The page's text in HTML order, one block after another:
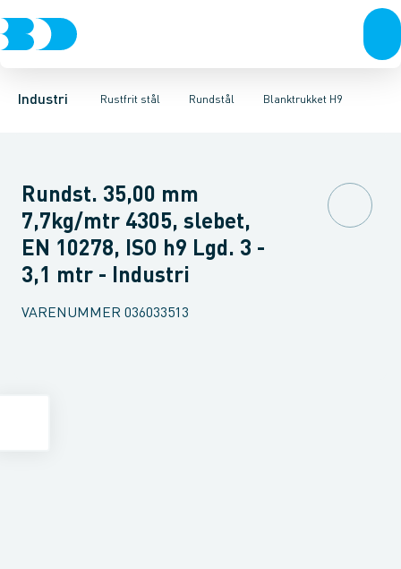
Industri Rustfrit stål
VentilerRustfrit stålSort stålGalvaniseret stålPlastIndustri
Rundstål
Svejsefittings ASTM svejsefittingsLevnedsmiddel fittings
Blanktrukket H9
Polerdrejet SkaldrejetBlanktrukket H9 Centerless slebet H9
Rundst. 35,00 mm
7,7kg/mtr 4305, slebet,
EN 10278, ISO h9 Lgd. 3 -
3,1 mtr - Industri
VARENUMMER 036033513